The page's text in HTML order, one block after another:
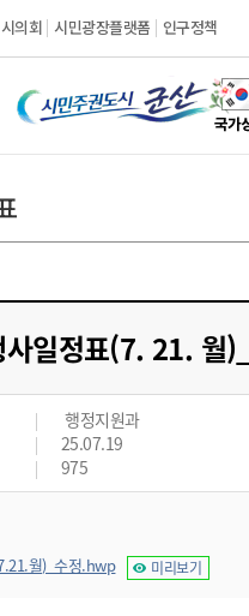
시의회 시민광장플랫폼 인구정책
시
민
도
시
군
산
사일정표(7. 21. 월
행정지원과
25.07.19
975
월)_수정.hwp 미리보기